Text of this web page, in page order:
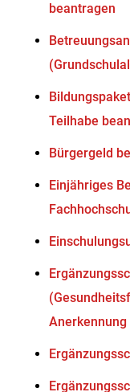
beantragen
Teilhabe
Bürgergeld
Einjähriges